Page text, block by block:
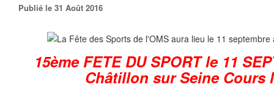
Publié le 31 Août 2016
15ème FETE DU SPORT le 11
Châtillon sur Seine Cours